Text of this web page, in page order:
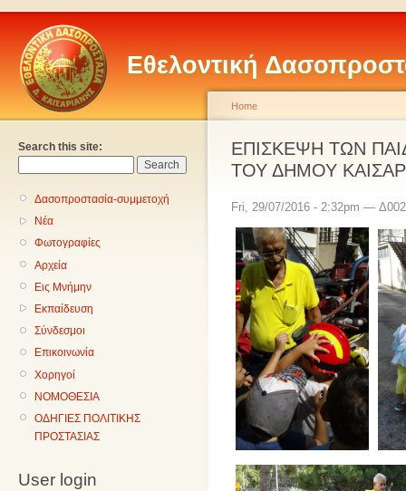
Εθελοντική
Search this site:
Δασοπροστασία-συμμετοχή
Νέα
Φωτογραφίες
Αρχεία
Εις Μνήμην
Εκπαίδευση
Σύνδεσμοι
Επικοινωνία
Χορηγοί
ΝΟΜΟΘΕΣΙΑ
ΟΔΗΓΙΕΣ ΠΟΛΙΤΙΚΗΣ
ΠΡΟΣΤΑΣΙΑΣ
User login
Home
ΕΠΙΣΚΕΨΗ ΤΩΝ
ΤΟΥ ΔΗΜΟΥ
Fri, 29/07/2016 - 2:32pm — Δ002